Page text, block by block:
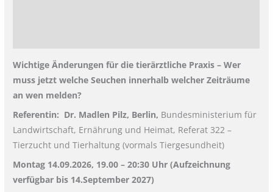
Wichtige Änderungen für die tierärztliche Praxis – Wer
muss jetzt welche Seuchen innerhalb welcher Zeiträume
an wen melden?
Referentin: Dr. Madlen Pilz, Berlin, Bundesministerium für
Landwirtschaft, Ernährung und Heimat, Referat 322 –
Tierzucht und Tierhaltung (vormals Tiergesundheit)
Montag 14.09.2026, 19.00 – 20:30 Uhr (Aufzeichnung
verfügbar bis 14.September 2027)